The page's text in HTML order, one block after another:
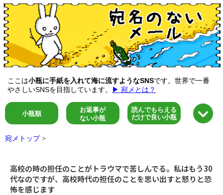
ここは小瓶に手紙を入れて海に流すようなSNSです。世界で一番
やさしいSNSを目指しています。
▶ 宛メとは？
小瓶順
お返事が
ない小瓶
読んでもらえる
だけで良い小瓶
宛メトップ >
高校の時の担任のことがトラウマで苦しんでる。私はもう30
代なのですが、高校時代の担任のことを思い出すと怒りと恐
怖を感じます